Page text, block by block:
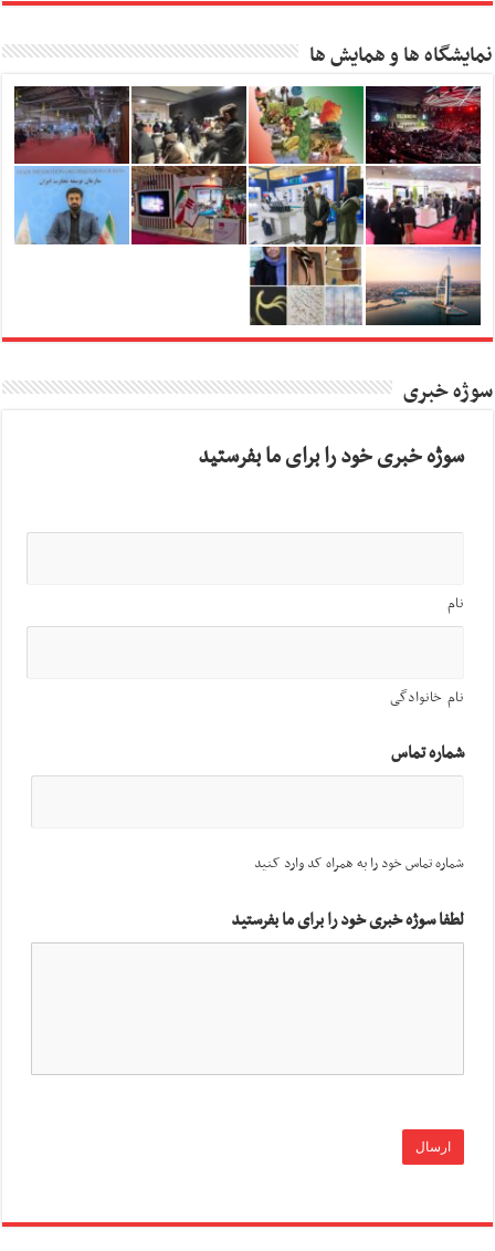
نمایشگاه ها و همایش ها
سوژه خبری
سوژه خبری خود را برای ما بفرستید
نام
نام خانوادگی
شماره تماس
شماره تماس خود را به همراه کد وارد کنید
لطفا سوژه خبری خود را برای ما بفرستید